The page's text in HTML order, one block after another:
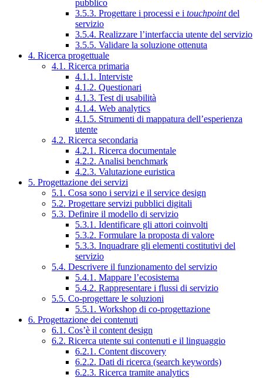
pubblico
3.5.3. Progettare i processi e i touchpointdel
servizio
3.5.4. Realizzare l’interfaccia utente del servizio
3.5.5. Validare la soluzione ottenuta
4. Ricerca progettuale
4.1. Ricerca primaria
4.1.1. Interviste
4.1.2. Questionari
4.1.3. Test di usabilità
4.1.4. Web analytics
4.1.5. Strumenti di mappatura dell’esperienza
utente
4.2. Ricerca secondaria
4.2.1. Ricerca documentale
4.2.2. Analisi benchmark
4.2.3. Valutazione euristica
5. Progettazione dei servizi
5.1. Cosa sono i servizi e il service design
5.2. Progettare servizi pubblici digitali
5.3. Definire il modello di servizio
5.3.1. Identificare gli attori coinvolti
5.3.2. Formulare la proposta di valore
5.3.3. Inquadrare gli elementi costitutivi del
servizio
5.4. Descrivere il funzionamento del servizio
5.4.1. Mappare l’ecosistema
5.4.2. Rappresentare i flussi di servizio
5.5. Co-progettare le soluzioni
5.5.1. Workshop di co-progettazione
6. Progettazione dei contenuti
6.1. Cos’è il content design
6.2. Ricerca utente sui contenuti e il linguaggio
6.2.1. Content discovery
6.2.2. Dati di ricerca (search keywords)
6.2.3. Ricerca tramite analytics